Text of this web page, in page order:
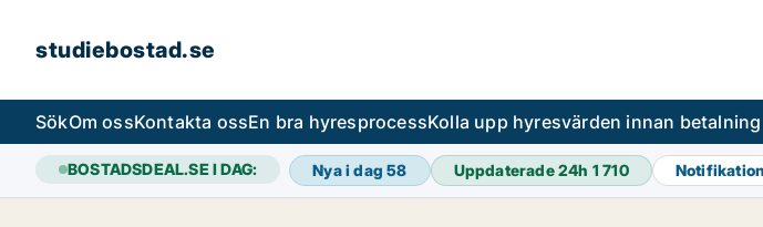
studiebostad.se
SökOm ossKontakta ossEn bra hyresprocessKolla upp hyresvärden innan betalning
BOSTADSDEAL.SE I DAG: Nya i dag58 Uppdaterade 24h 1 710